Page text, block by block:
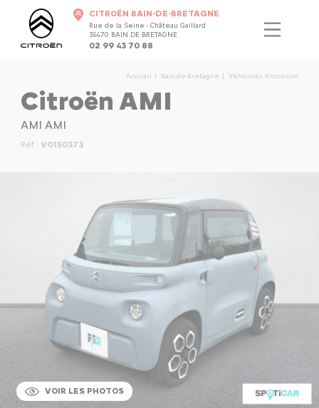
CITROËN BAIN-DE-BRETAGNE
Rue de la Seine - Château Gaillard
35470 BAIN DE BRETAGNE
02 99 43 70 88
Accueil Bain-de-Bretagne Véhicules d'occasion
Citroën AMI
AMI AMI
Réf : VO150373
VOIR LES PHOTOS